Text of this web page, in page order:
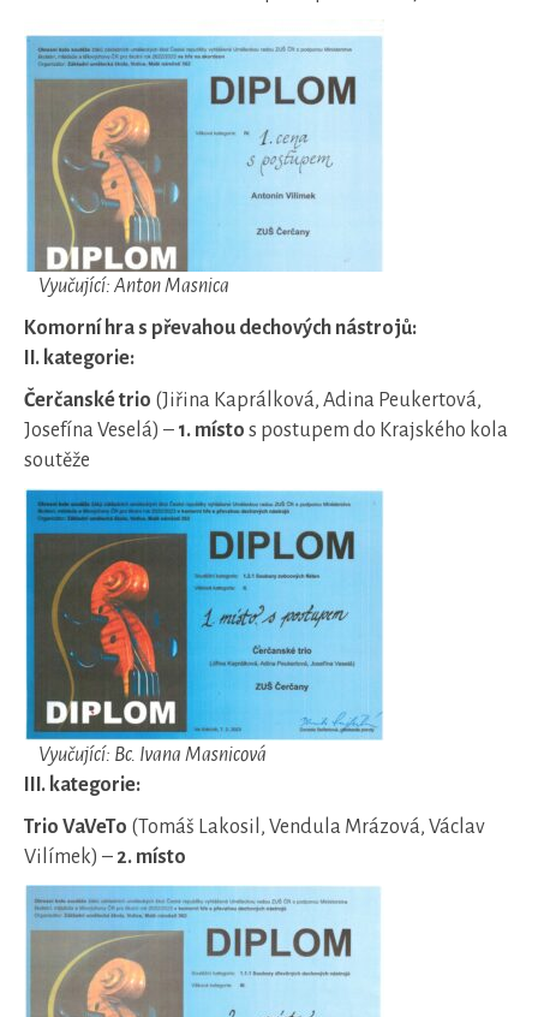
Vyučující: Anton Masnica
Komorní hra s převahou dechových nástrojů:
II. kategorie:
Čerčanské trio (Jiřina Kaprálková, Adina Peukertová,
Josefína Veselá) – 1. místo s postupem do Krajského kola
soutěže
Vyučující: Bc. Ivana Masnicová
III. kategorie:
Trio VaVeTo (Tomáš Lakosil, Vendula Mrázová, Václav
Vilímek) – 2. místo